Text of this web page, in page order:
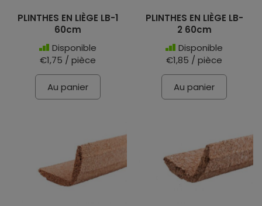
PLINTHES EN LIÈGE LB-1
60cm
Disponible
€1,75 / pièce
Au panier
PLINTHES EN LIÈGE LB-
2 60cm
Disponible
€1,85 / pièce
Au panier